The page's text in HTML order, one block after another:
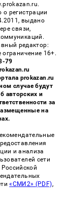
регистрации
выдано
связи,
редактор:
16+.
79
prokazan.ru
случае будут
авторских и
за
на
и анализа
сети
«СМИ2» (PDF),